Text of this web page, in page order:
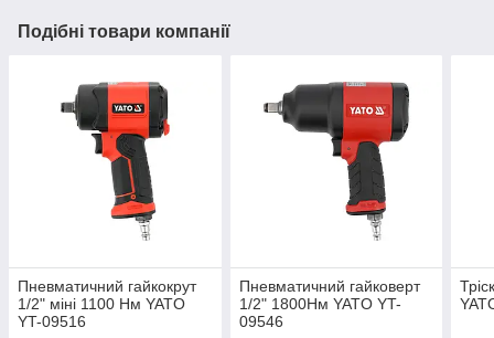
Подібні товари компанії
Пневматичний гайкокрут
1/2" міні 1100 Нм YATO
YT-09516
Пневматичний гайковерт
1/2" 1800Нм YATO YT-
09546